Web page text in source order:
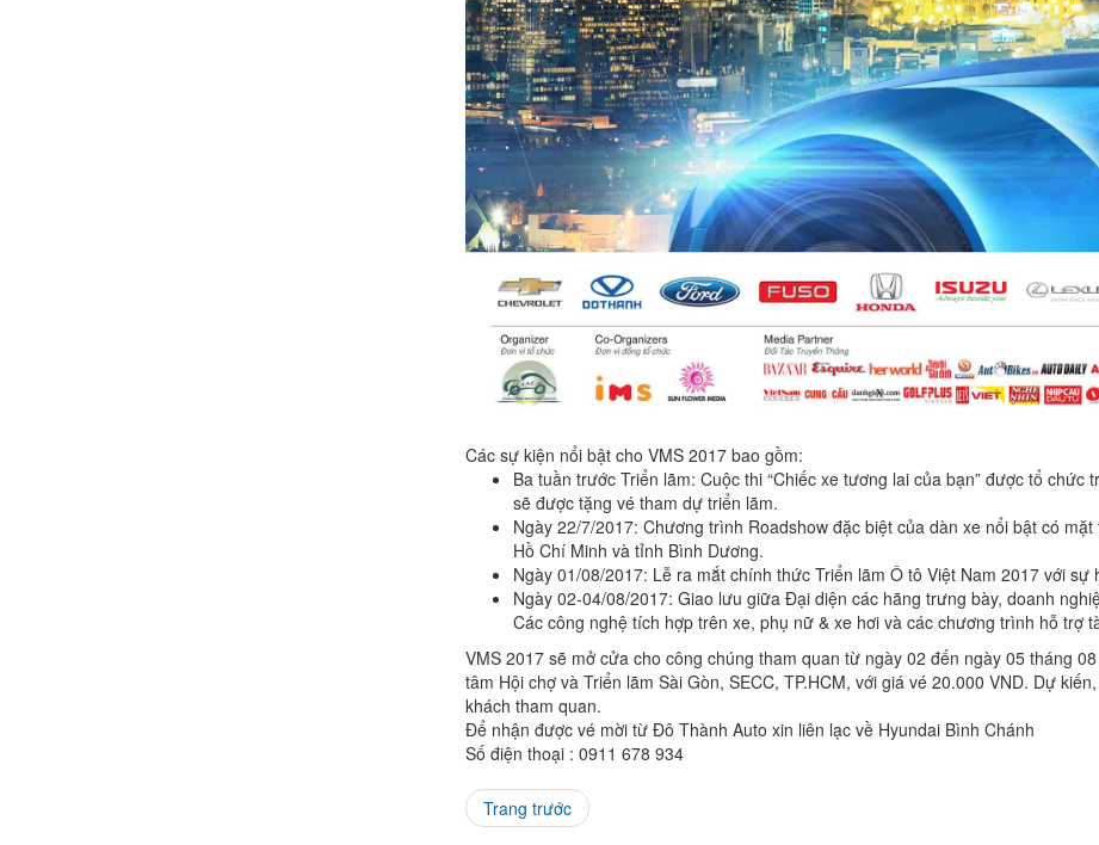
Các sự kiện nổi bật cho VMS 2017 bao gồm:
Ba tuần trước Triển lãm: Cuộc thi “Chiếc xe tương lai của bạn” được tổ
sẽ được tặng vé tham dự triển lãm.
Ngày 22/7/2017: Chương trình Roadshow đặc biệt của dàn xe nổi bật có
Hồ Chí Minh và tỉnh Bình Dương.
Ngày 01/08/2017: Lễ ra mắt chính thức Triển lãm Ô tô Việt Nam 2017 với
Ngày 02-04/08/2017: Giao lưu giữa Đại diện các hãng trưng bày, doanh
Các công nghệ tích hợp trên xe, phụ nữ & xe hơi và các chương trình hỗ trợ
VMS 2017 sẽ mở cửa cho công chúng tham quan từ ngày 02 đến ngày 05 tháng
tâm Hội chợ và Triển lãm Sài Gòn, SECC, TP.HCM, với giá vé 20.000 VND. Dự
khách tham quan.
Để nhận được vé mời từ Đô Thành Auto xin liên lạc về Hyundai Bình Chánh
Số điện thoại : 0911 678 934
Trang trước